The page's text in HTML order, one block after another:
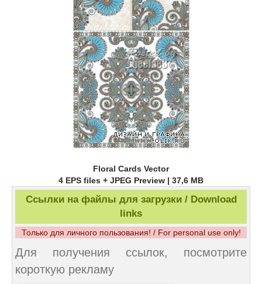
Floral Cards Vector
4 EPS files + JPEG Preview | 37,6 MB
Ссылки на файлы для загрузки / Download
links
Только для личного пользования! / For personal use only!
Для получения ссылок, посмотрите
короткую рекламу